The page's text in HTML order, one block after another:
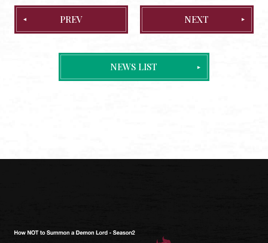
SPECIAL
OFFICIAL TWITTER
PREV NEXT
NEWS LIST